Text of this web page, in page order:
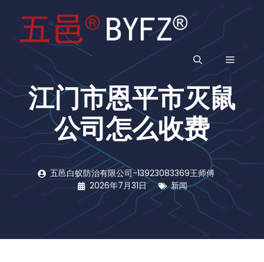
菜
单
江门市恩平市灭鼠
公司怎么收费
五邑白蚁防治有限公司-13923083369王师傅
2026年7月31日
新闻